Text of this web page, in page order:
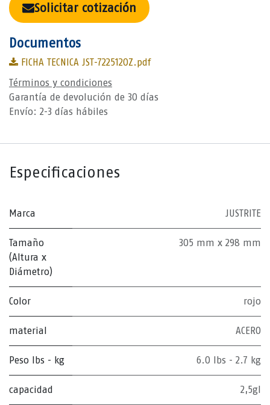
Solicitar cotización
Documentos
FICHA TECNICA JST-7225120Z.pdf
Términos y condiciones
Garantía de devolución de 30 días
Envío: 2-3 días hábiles
Especificaciones
Marca JUSTRITE
Tamaño
(Altura x
Diámetro)
305 mm x 298 mm
Color rojo
material ACERO
Peso lbs - kg 6.0 lbs - 2.7 kg
capacidad 2,5gl